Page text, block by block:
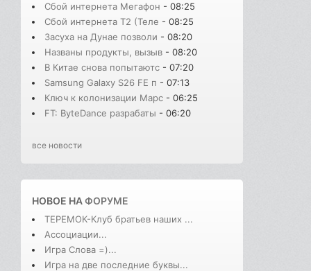
Сбой интернета Мегафон - 08:25
Сбой интернета T2 (Теле - 08:25
Засуха на Дунае позволи - 08:20
Названы продукты, вызыв - 08:20
В Китае снова попытаютс - 07:20
Samsung Galaxy S26 FE п - 07:13
Ключ к колонизации Марс - 06:25
FT: ByteDance разрабаты - 06:20
все новости
НОВОЕ НАФОРУМЕ
ТЕРЕМОК-Клуб братьев наших ...
Ассоциации...
Игра Слова =)...
Игра на две последние буквы...